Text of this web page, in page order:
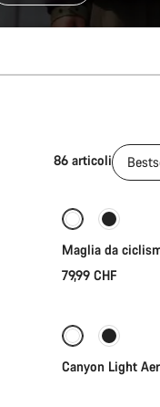
86 articoli
Maglia da
79,99 CHF
Canyon Light